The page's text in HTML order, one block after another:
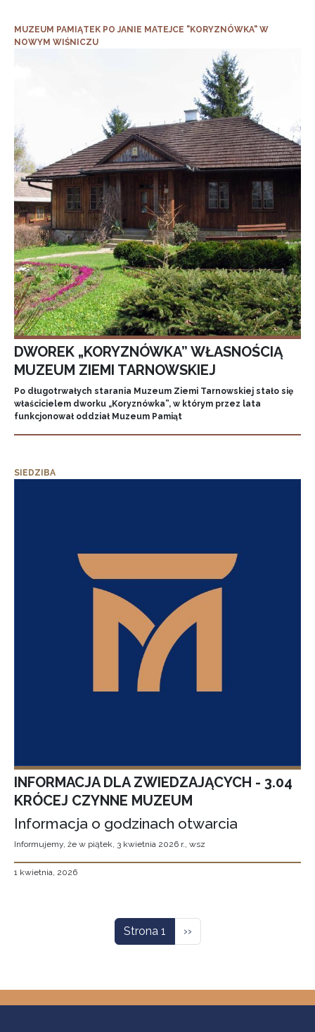
MUZEUM PAMIĄTEK PO JANIE MATEJCE "KORYZNÓWKA" W
NOWYM WIŚNICZU
DWOREK „KORYZNÓWKA” WŁASNOŚCIĄ
MUZEUM ZIEMI TARNOWSKIEJ
Po długotrwałych starania Muzeum Ziemi Tarnowskiej stało się
właścicielem dworku „Koryznówka”, w którym przez lata
funkcjonował oddział Muzeum Pamiąt
SIEDZIBA
INFORMACJA DLA ZWIEDZAJĄCYCH - 3.04
KRÓCEJ CZYNNE MUZEUM
Informacja o godzinach otwarcia
Informujemy, że w piątek, 3 kwietnia 2026 r., wsz
1 kwietnia, 2026
Strona 1 Następna strona
››